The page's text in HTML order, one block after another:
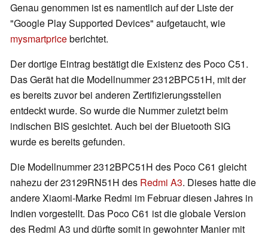
Genau genommen ist es namentlich auf der Liste der
"Google Play Supported Devices" aufgetaucht, wie
mysmartpriceberichtet.
Der dortige Eintrag bestätigt die Existenz des Poco C51.
Das Gerät hat die Modellnummer 2312BPC51H, mit der
es bereits zuvor bei anderen Zertifizierungsstellen
entdeckt wurde. So wurde die Nummer zuletzt beim
indischen BIS gesichtet. Auch bei der Bluetooth SIG
wurde es bereits gefunden.
Die Modellnummer 2312BPC51H des Poco C61 gleicht
nahezu der 23129RN51H des Redmi A3. Dieses hatte die
andere Xiaomi-Marke Redmi im Februar diesen Jahres in
Indien vorgestellt. Das Poco C61 ist die globale Version
des Redmi A3 und dürfte somit in gewohnter Manier mit